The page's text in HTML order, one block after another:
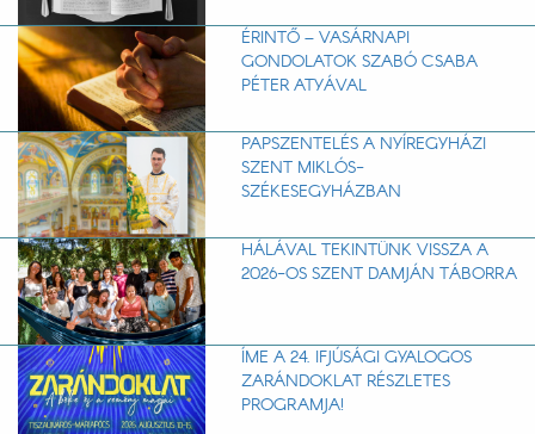
ÉRINTŐ – VASÁRNAPI
GONDOLATOK SZABÓ CSABA
PÉTER ATYÁVAL
PAPSZENTELÉS A NYÍREGYHÁZI
SZENT MIKLÓS-
SZÉKESEGYHÁZBAN
HÁLÁVAL TEKINTÜNK VISSZA A
2026-OS SZENT DAMJÁN TÁBORRA
ÍME A 24. IFJÚSÁGI GYALOGOS
ZARÁNDOKLAT RÉSZLETES
PROGRAMJA!